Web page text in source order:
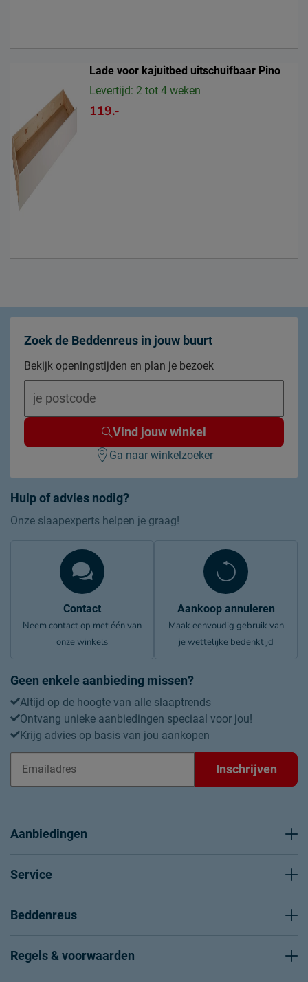
Lade voor kajuitbed uitschuifbaar Pino
Levertijd: 2 tot 4 weken
119.-
Hulp of advies nodig?
Onze slaapexperts helpen je graag!
Contact
Neem contact op met één van
onze winkels
Aankoop annuleren
Maak eenvoudig gebruik van
je wettelijke bedenktijd
Geen enkele aanbieding missen?
Altijd op de hoogte van alle slaaptrends
Ontvang unieke aanbiedingen speciaal voor jou!
Krijg advies op basis van jou aankopen
Inschrijven
Zoek de Beddenreus in jouw buurt
Bekijk openingstijden en plan je bezoek
Vind jouw winkel
Ga naar winkelzoeker
Aanbiedingen
Service
Beddenreus
Regels & voorwaarden